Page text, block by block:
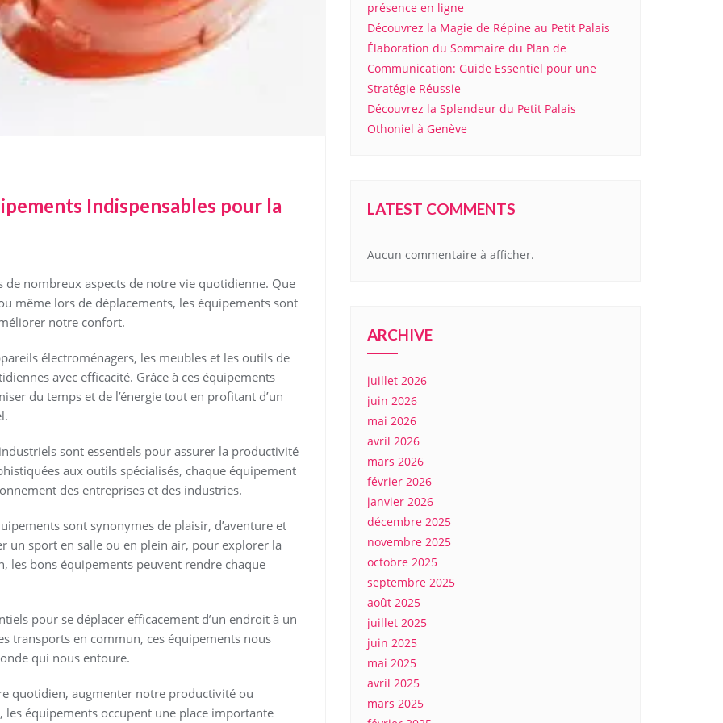
Indispensables pour la
nombreux aspects de notre vie quotidienne. Que
même lors de déplacements, les équipements sont
notre confort.
électroménagers, les meubles et les outils de
avec efficacité. Grâce à ces équipements
du temps et de l’énergie tout en profitant d’un
sont essentiels pour assurer la productivité
aux outils spécialisés, chaque équipement
des entreprises et des industries.
sont synonymes de plaisir, d’aventure et
un sport en salle ou en plein air, pour explorer la
les bons équipements peuvent rendre chaque
pour se déplacer efficacement d’un endroit à un
transports en commun, ces équipements nous
qui nous entoure.
quotidien, augmenter notre productivité ou
équipements occupent une place importante
présence en ligne
Découvrez la Magie de Répine au Petit Palais
Élaboration du Sommaire du Plan de
Communication: Guide Essentiel pour une
Stratégie Réussie
Découvrez la Splendeur du Petit Palais
Othoniel à Genève
LATEST COMMENTS
Aucun commentaire à afficher.
ARCHIVE
juillet 2026
juin 2026
mai 2026
avril 2026
mars 2026
février 2026
janvier 2026
décembre 2025
novembre 2025
octobre 2025
septembre 2025
août 2025
juillet 2025
juin 2025
mai 2025
avril 2025
mars 2025